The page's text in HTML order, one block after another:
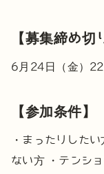
【募集締め切
6月24日（金）
【参加条件】
・まったりしたい
ない方・テンシ